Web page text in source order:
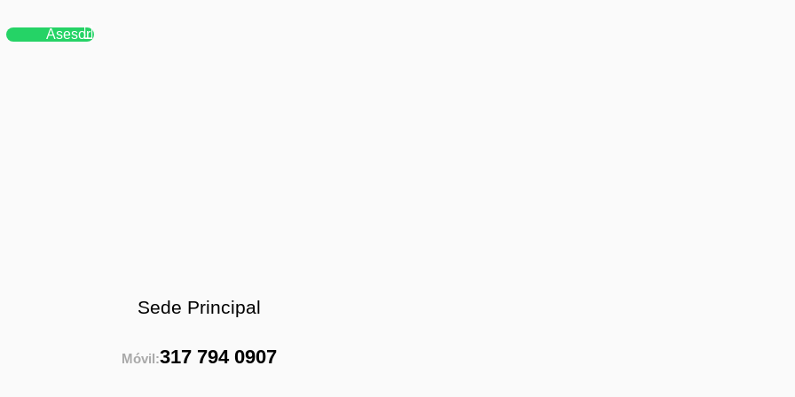
Asesor
Sede Principal
Móvil:317 794 0907